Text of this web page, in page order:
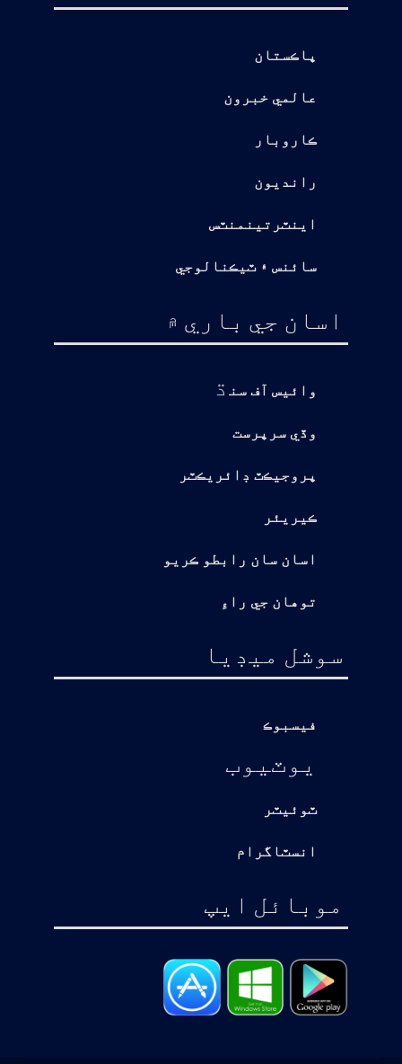
پاڪستان
عالمي خبرون
ڪاروبار
رانديون
اينٽرتينمنٽس
سائنس ۽ ٽيڪنالوجي
اسان جي باري ۾
وائيس آف سن ڌ
وڏي سرپرست
پروجيڪٽ ڊائريڪٽر
ڪيريئر
اسان سان رابطو ڪريو
توهان جي راءِ
سوشل ميڊيا
فيسبوڪ
يوٽيوب
ٽوئيٽر
انسٽاگرام
موبائل ايپ